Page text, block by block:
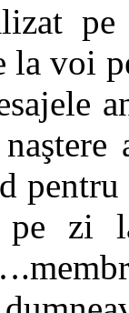
la voi
pe zi